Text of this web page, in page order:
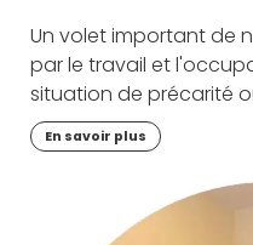
Un volet important de
par le travail et
situation de précarité
En savoir plus